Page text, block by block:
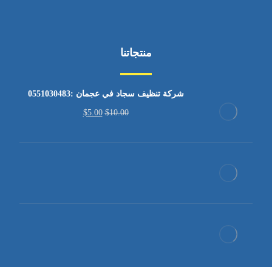
منتجاتنا
شركة تنظيف سجاد في عجمان :0551030483
$10.00
$5.00